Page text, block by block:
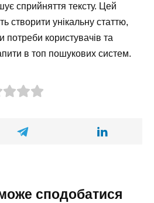
сприйняття тексту. Цей
створити унікальну статтю,
користувачів та
в топ пошукових систем.
сподобатися